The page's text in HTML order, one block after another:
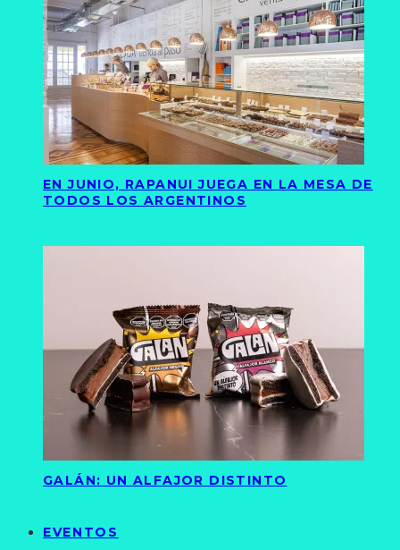
EN JUNIO, RAPANUI JUEGA EN LA MESA DE
TODOS LOS ARGENTINOS
GALÁN: UN ALFAJOR DISTINTO
EVENTOS